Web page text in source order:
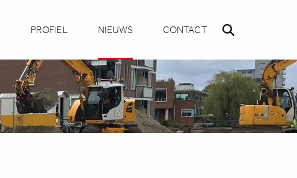
PROFIEL NIEUWS CONTACT